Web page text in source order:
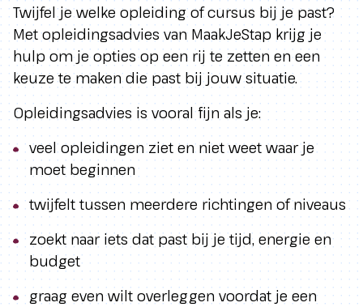
Twijfel je welke opleiding of cursus bij je past?
Met opleidingsadvies van MaakJeStap krijg je
hulp om je opties op een rij te zetten en een
keuze te maken die past bij jouw situatie.
Opleidingsadvies is vooral fijn als je:
veel opleidingen ziet en niet weet waar je
moet beginnen
twijfelt tussen meerdere richtingen of niveaus
zoekt naar iets dat past bij je tijd, energie en
budget
graag even wilt overleggen voordat je een